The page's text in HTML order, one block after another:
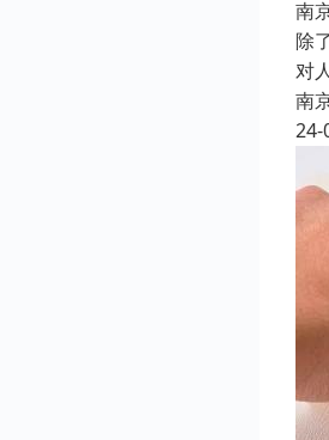
南
除
对
南
24-